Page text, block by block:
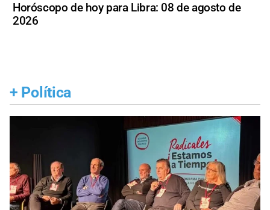
Horóscopo de hoy para Libra: 08 de agosto de
2026
+ Política